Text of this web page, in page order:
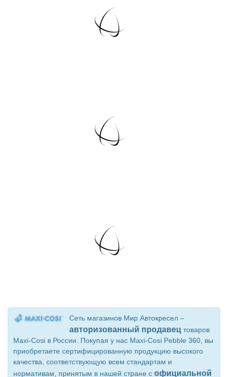
Сеть магазинов Мир Автокресел –
авторизованный продавец товаров
Maxi-Cosi в России. Покупая у нас Maxi-Cosi Pebble 360, вы
приобретаете сертифицированную продукцию высокого
качества, соответствующую всем стандартам и
нормативам, принятым в нашей стране с официальной